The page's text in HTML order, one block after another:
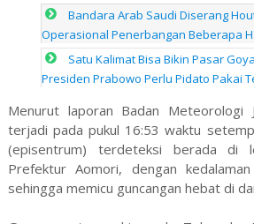
Bandara Arab Saudi Diserang
Operasional Penerbangan Beberapa
Satu Kalimat Bisa Bikin Pasar
Presiden Prabowo Perlu Pidato Pakai
Menurut laporan Badan Meteorologi
terjadi pada pukul 16:53 waktu
(episentrum) terdeteksi berada di
Prefektur Aomori, dengan
sehingga memicu guncangan hebat di